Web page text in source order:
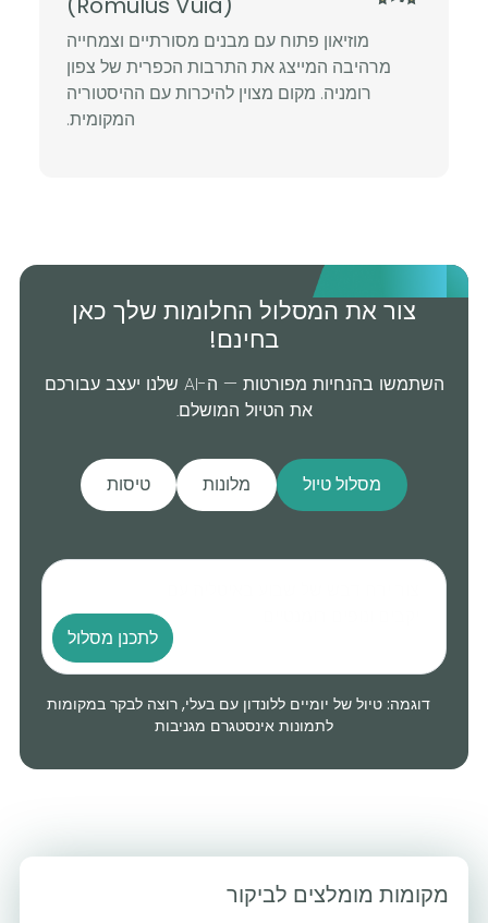
מוזיאון פתוח עם מבנים מסורתיים וצמחייה
מרהיבה המייצג את התרבות הכפרית של צפון
רומניה. מקום מצוין להיכרות עם ההיסטוריה
המקומית.
צור את המסלול החלומות שלך כאן
בחינם!
השתמשו בהנחיות מפורטות — ה-AI שלנו יעצב עבורכם
את הטיול המושלם.
מסלול טיול מלונות טיסות
לתכנן מסלול
דוגמה: טיול של יומיים ללונדון עם בעלי, רוצה לבקר במקומות
לתמונות אינסטגרם מגניבות
מקומות מומלצים לביקור